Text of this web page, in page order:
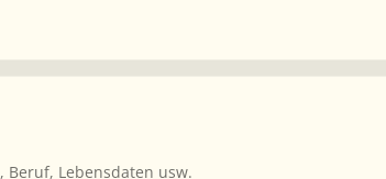
Lebensdaten usw.